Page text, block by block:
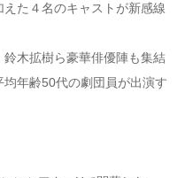
た４名のキャストが新感線
木拡樹ら豪華俳優陣も集結
年齢50代の劇団員が出演す